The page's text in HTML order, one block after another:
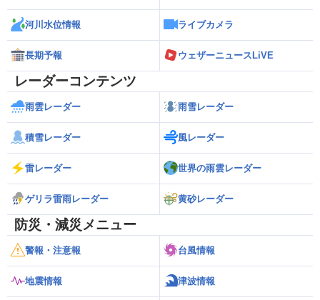
河川水位情報 ライブカメラ
長期予報 ウェザーニュースLiVE
レーダーコンテンツ
雨雲レーダー 雨雪レーダー
積雪レーダー 風レーダー
雷レーダー 世界の雨雲レーダー
ゲリラ雷雨レーダー 黄砂レーダー
防災・減災メニュー
警報・注意報 台風情報
地震情報 津波情報